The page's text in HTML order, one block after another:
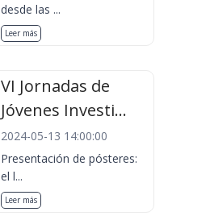
desde las ...
Leer más
VI Jornadas de
Jóvenes Investi...
2024-05-13 14:00:00
Presentación de pósteres:
el l...
Leer más